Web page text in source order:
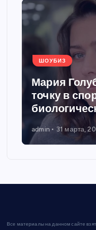
ШОУБИЗ
Мария
точку в
admin 31 марта,
Все материалы на данном сайте